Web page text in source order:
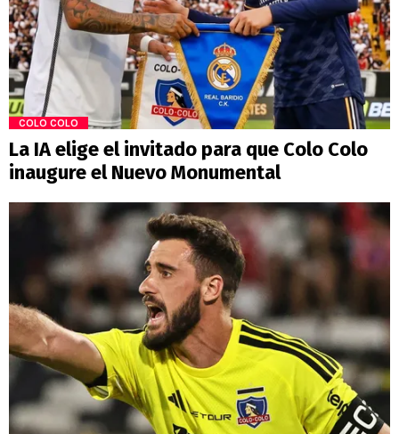
COLO COLO
La IA elige el invitado para que Colo Colo
inaugure el Nuevo Monumental